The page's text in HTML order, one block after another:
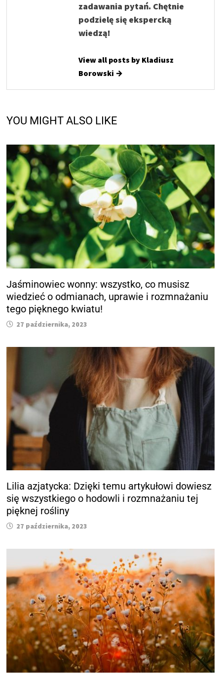
zadawania pytań. Chętnie
podzielę się ekspercką
wiedzą!
View all posts by Kladiusz
Borowski →
YOU MIGHT ALSO LIKE
Jaśminowiec wonny: wszystko, co musisz
wiedzieć o odmianach, uprawie i rozmnażaniu
tego pięknego kwiatu!
27 października, 2023
Lilia azjatycka: Dzięki temu artykułowi dowiesz
się wszystkiego o hodowli i rozmnażaniu tej
pięknej rośliny
27 października, 2023